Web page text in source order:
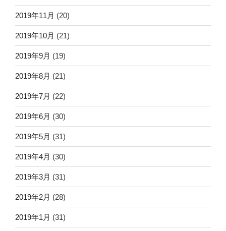
2019年11月 (20)
2019年10月 (21)
2019年9月 (19)
2019年8月 (21)
2019年7月 (22)
2019年6月 (30)
2019年5月 (31)
2019年4月 (30)
2019年3月 (31)
2019年2月 (28)
2019年1月 (31)